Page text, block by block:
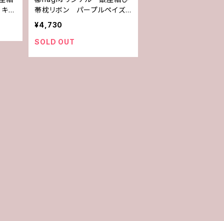
ラ
帯枕リボン パープルペイズリ
ー
¥4,730
SOLD OUT